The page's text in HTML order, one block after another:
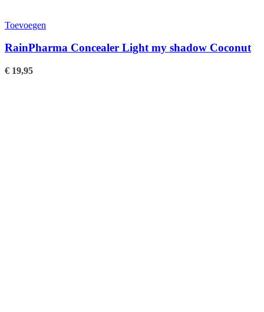
Toevoegen
RainPharma Concealer Light my shadow Coconut
€ 19,95